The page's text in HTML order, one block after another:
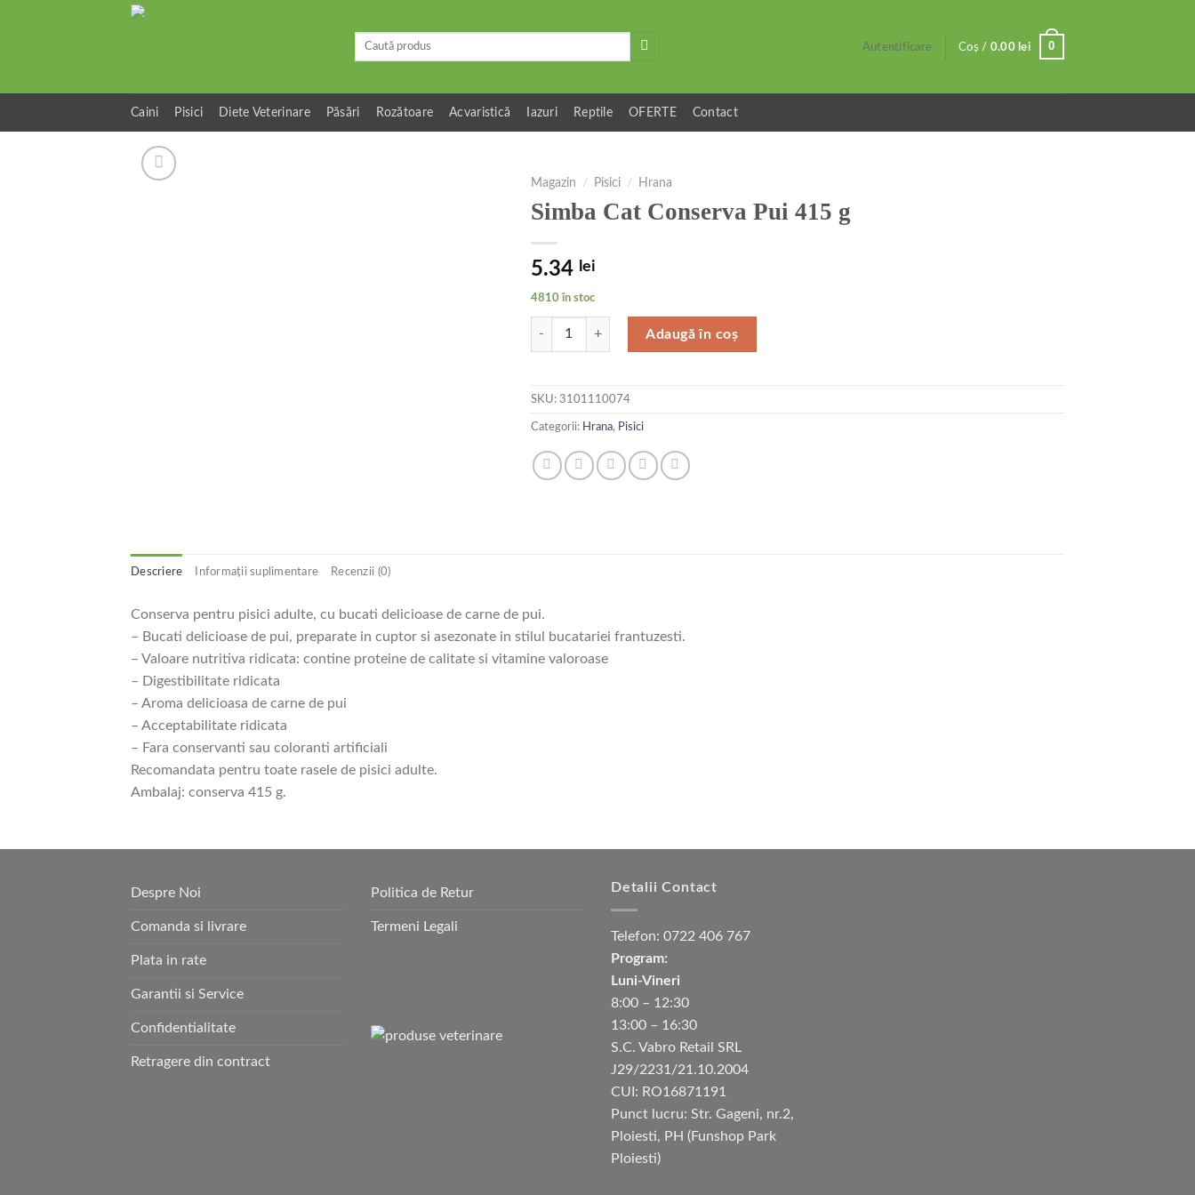
Caută
Autentificare Coș / 0.00 lei 0
Caini Pisici Diete Veterinare Păsări Rozătoare Acvaristică Iazuri Reptile OFERTE Contact
Magazin / Pisici / Hrana
Simba Cat Conserva Pui 415 g
5.34 lei
4810 în stoc
Cantitate Simba Cat Conserva Pui 415 g
Adaugă în coș
SKU: 3101110074
Categorii: Hrana, Pisici
Descriere Informații suplimentare Recenzii (0)
Conserva pentru pisici adulte, cu bucati delicioase de carne de pui.
– Bucati delicioase de pui, preparate in cuptor si asezonate in stilul bucatariei frantuzesti.
– Valoare nutritiva ridicata: contine proteine de calitate si vitamine valoroase
– Digestibilitate ridicata
– Aroma delicioasa de carne de pui
– Acceptabilitate ridicata
– Fara conservanti sau coloranti artificiali
Recomandata pentru toate rasele de pisici adulte.
Ambalaj: conserva 415 g.
Despre Noi
Comanda si livrare
Plata in rate
Garantii si Service
Confidentialitate
Retragere din contract
Politica de Retur
Termeni Legali
Detalii Contact
Telefon: 0722 406 767
Program:
Luni-Vineri
8:00 – 12:30
13:00 – 16:30
S.C. Vabro Retail SRL
J29/2231/21.10.2004
CUI: RO16871191
Punct lucru: Str. Gageni, nr.2,
Ploiesti, PH (Funshop Park
Ploiesti)